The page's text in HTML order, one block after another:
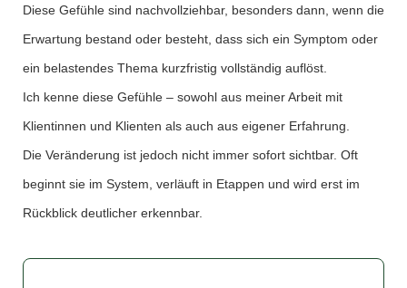
Diese Gefühle sind nachvollziehbar, besonders dann, wenn die
Erwartung bestand oder besteht, dass sich ein Symptom oder
ein belastendes Thema kurzfristig vollständig auflöst.
Ich kenne diese Gefühle – sowohl aus meiner Arbeit mit
Klientinnen und Klienten als auch aus eigener Erfahrung.
Die Veränderung ist jedoch nicht immer sofort sichtbar. Oft
beginnt sie im System, verläuft in Etappen und wird erst im
Rückblick deutlicher erkennbar.